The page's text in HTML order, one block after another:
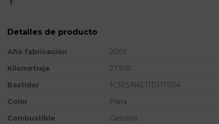
Detalles de producto
Año fabricación
2001
Kilometraje
27.895
Bastidor
1C3ESN6C11D117034
Color
Plata
Combustible
Gasolina